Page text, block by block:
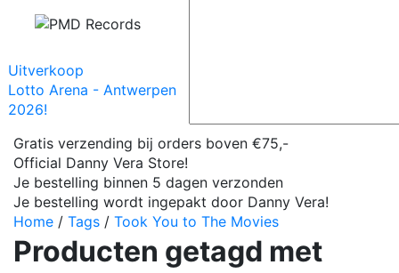
Uitverkoop
Lotto Arena - Antwerpen
2026!
Gratis verzending bij orders boven €75,-
Official Danny Vera Store!
Je bestelling binnen 5 dagen verzonden
Je bestelling wordt ingepakt door Danny Vera!
Home / Tags / Took You to The Movies
Producten getagd met